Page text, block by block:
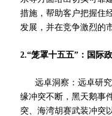
措施，帮助客户把握住
发展，并在竞争激烈的
2.“笼罩十五五”：国际
远卓洞察：远卓研
缘冲突不断，黑天鹅事
突、海湾胡赛武装冲突